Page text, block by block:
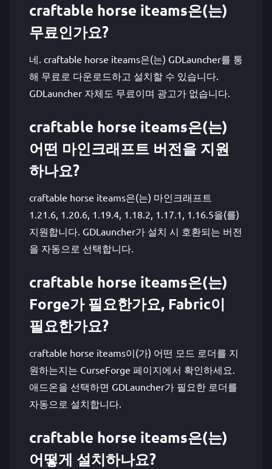
craftable horse iteams은(는)
무료인가요?
네. craftable horse iteams은(는) GDLauncher를 통
해 무료로 다운로드하고 설치할 수 있습니다.
GDLauncher 자체도 무료이며 광고가 없습니다.
craftable horse iteams은(는)
어떤 마인크래프트 버전을 지원
하나요?
craftable horse iteams은(는) 마인크래프트
1.21.6, 1.20.6, 1.19.4, 1.18.2, 1.17.1, 1.16.5을(를)
지원합니다. GDLauncher가 설치 시 호환되는 버전
을 자동으로 선택합니다.
craftable horse iteams은(는)
Forge가 필요한가요, Fabric이
필요한가요?
craftable horse iteams이(가) 어떤 모드 로더를 지
원하는지는 CurseForge 페이지에서 확인하세요.
애드온을 선택하면 GDLauncher가 필요한 로더를
자동으로 설치합니다.
craftable horse iteams은(는)
어떻게 설치하나요?